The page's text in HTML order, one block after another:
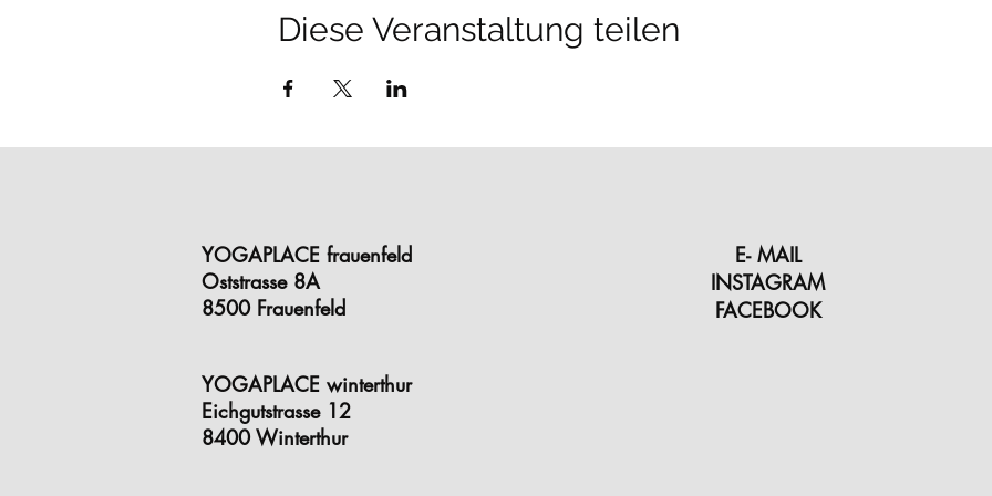
Diese Veranstaltung teilen
YOGAPLACE frauenfeld
Oststrasse 8A
8500 Frauenfeld
YOGAPLACE winterthur
Eichgutstrasse 12
8400 Winterthur
E- MAIL
INSTAGRAM
FACEBOOK